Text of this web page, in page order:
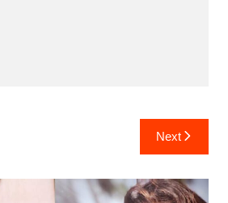
Next